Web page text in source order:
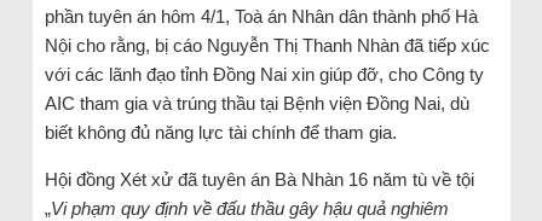
phần tuyên án hôm 4/1, Toà án Nhân dân thành phố Hà
Nội cho rằng, bị cáo Nguyễn Thị Thanh Nhàn đã tiếp xúc
với các lãnh đạo tỉnh Đồng Nai xin giúp đỡ, cho Công ty
AIC tham gia và trúng thầu tại Bệnh viện Đồng Nai, dù
biết không đủ năng lực tài chính để tham gia.
Hội đồng Xét xử đã tuyên án Bà Nhàn 16 năm tù về tội
„Vi phạm quy định về đấu thầu gây hậu quả nghiêm